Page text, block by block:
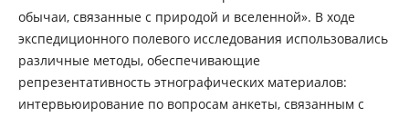
обычаи, связанные с природой и вселенной». В ходе
экспедиционного полевого исследования использовались
различные методы, обеспечивающие
репрезентативность этнографических материалов:
интервьюирование по вопросам анкеты, связанным с